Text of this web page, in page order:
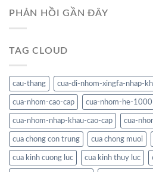
PHẢN HỒI GẦN ĐÂY
TAG CLOUD
cau-thang cua-di-nhom-xingfa-nhap-
cua-nhom-cao-cap cua-nhom-he-1000
cua-nhom-nhap-khau-cao-cap cua-
cua chong con trung cua chong muoi
cua kinh cuong luc cua kinh thuy luc